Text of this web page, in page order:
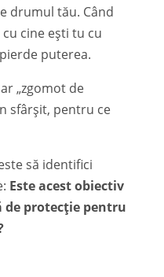
drumul tău. Când
cine ești tu cu
puterea.
„zgomot de
sfârșit, pentru ce
să identifici
Este acest obiectiv
de protecție pentru